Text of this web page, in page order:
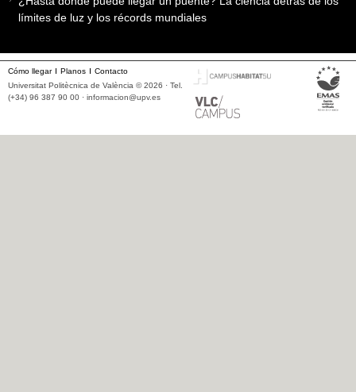
límites de luz y los récords mundiales
Cómo llegar Planos
Contacto
Universitat Politècnica de València © 2026 · Tel.
(+34) 96 387 90 00 · informacion@upv.es